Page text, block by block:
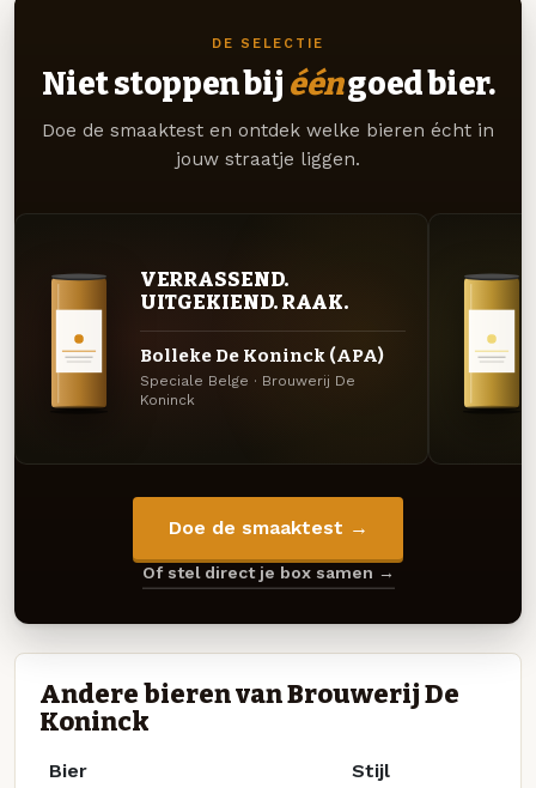
DE SELECTIE
Niet stoppen bij ééngoed bier.
Doe de smaaktest en ontdek welke bieren écht in
jouw straatje liggen.
VERRASSEND.
UITGEKIEND. RAAK.
Bolleke De Koninck (APA)
Speciale Belge · Brouwerij De
Koninck
Doe de smaaktest →
Of stel direct je box samen →
Andere bieren van Brouwerij De
Koninck
Bier Stijl